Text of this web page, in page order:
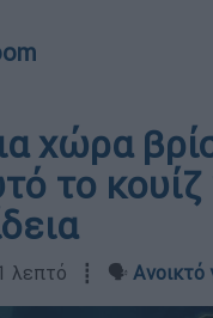
χώρα
το κουίζ
1 λεπτό ┋ 🗣️ Ανοικτό